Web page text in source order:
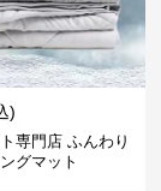
)
専門店 ふんわり
グマット